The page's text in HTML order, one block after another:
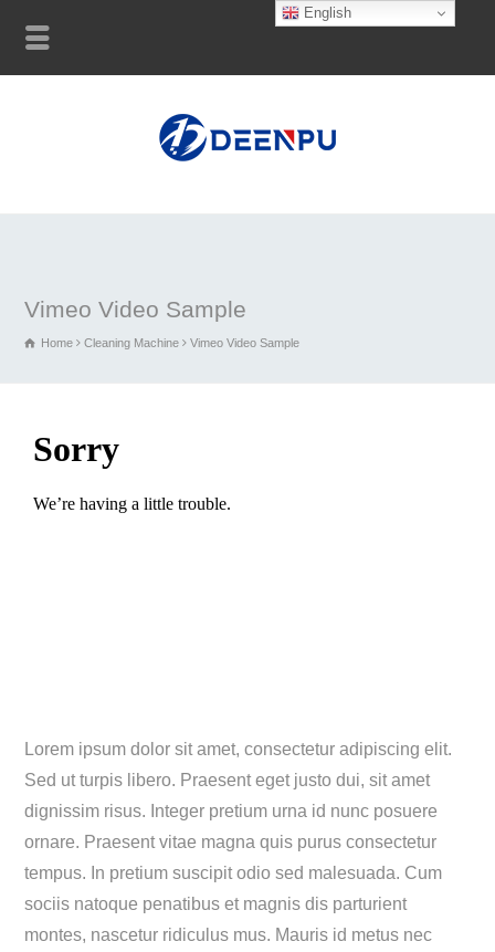
Vimeo Video Sample
Home Cleaning Machine Vimeo Video Sample
Lorem ipsum dolor sit amet, consectetur adipiscing elit.
Sed ut turpis libero. Praesent eget justo dui, sit amet
dignissim risus. Integer pretium urna id nunc posuere
ornare. Praesent vitae magna quis purus consectetur
tempus. In pretium suscipit odio sed malesuada. Cum
sociis natoque penatibus et magnis dis parturient
montes, nascetur ridiculus mus. Mauris id metus nec
English